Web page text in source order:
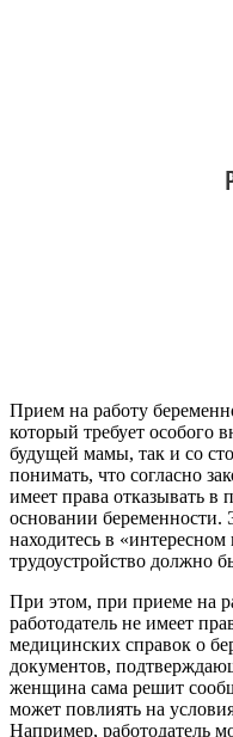
Прием на работу
который требует особого
будущей мамы, так и со
понимать, что согласно
имеет права отказывать в
основании беременности.
находитесь в
трудоустройство должно
При этом, при приеме на
работодатель не имеет
медицинских справок о
документов,
женщина сама решит
может повлиять на
Например, работодатель